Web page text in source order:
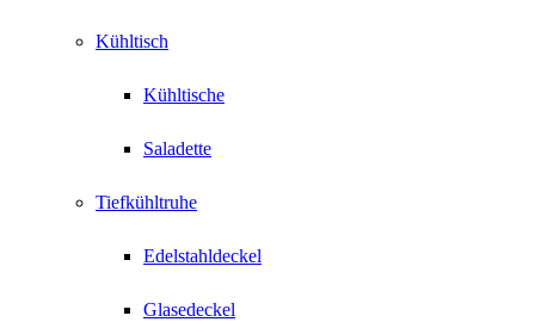
Kühltisch
Kühltische
Saladette
Tiefkühltruhe
Edelstahldeckel
Glasedeckel